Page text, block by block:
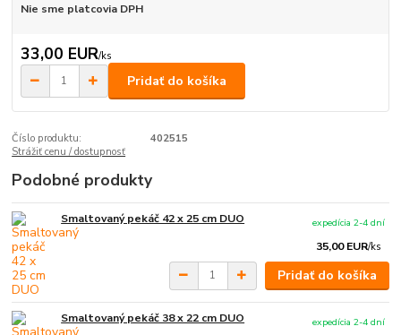
Nie sme platcovia DPH
33,00 EUR/ks
Pridať do košíka
Číslo produktu:
402515
Strážiť cenu / dostupnosť
Podobné produkty
Smaltovaný pekáč 42 x 25 cm DUO
35,00 EUR/ks
expedícia 2-4 dní
Pridať do košíka
Smaltovaný pekáč 38 x 22 cm DUO
expedícia 2-4 dní